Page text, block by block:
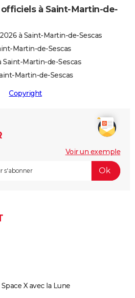
à Saint-Martin-de-
à Saint-Martin-de-Sescas
Martin-de-Sescas
Saint-Martin-de-Sescas
Martin-de-Sescas
Copyright
Voir un exemple
X avec la Lune